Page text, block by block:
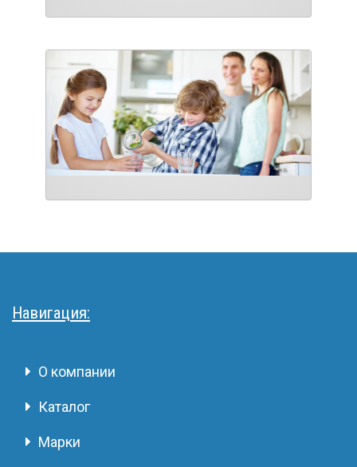
Навигация:
О компании
Каталог
Марки